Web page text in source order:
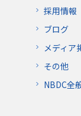
採用情報
ブログ
メディア
その他
NBDC全